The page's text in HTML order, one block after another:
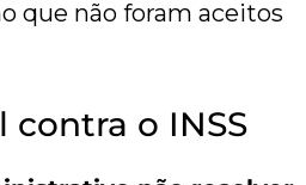
que não foram aceitos
contra o INSS